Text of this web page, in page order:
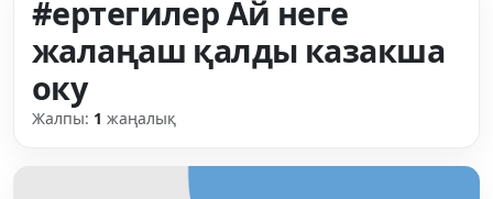
#ертегилер Ай неге
жалаңаш қалды казакша
оку
Жалпы: 1 жаңалық